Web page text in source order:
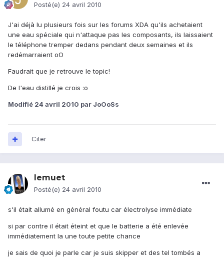
Posté(e) 24 avril 2010
J'ai déjà lu plusieurs fois sur les forums XDA qu'ils achetaient
une eau spéciale qui n'attaque pas les composants, ils laissaient
le téléphone tremper dedans pendant deux semaines et ils
redémarraient oO
Faudrait que je retrouve le topic!
De l'eau distillé je crois :o
Modifié 24 avril 2010 par JoOoSs
Citer
lemuet
Posté(e) 24 avril 2010
s'il était allumé en général foutu car électrolyse immédiate
si par contre il était éteint et que le batterie a été enlevée
immédiatement la une toute petite chance
je sais de quoi je parle car je suis skipper et des tel tombés a